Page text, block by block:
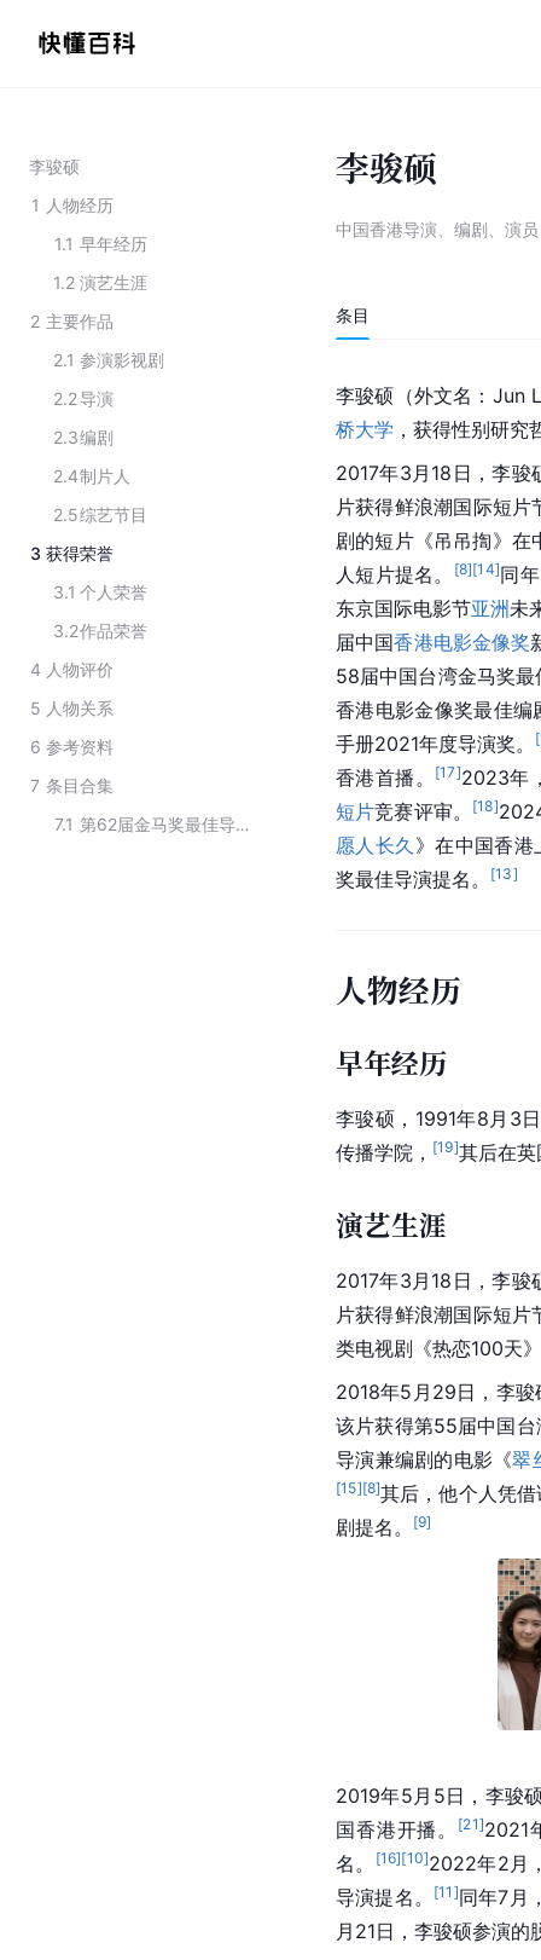
李骏硕
1 人物经历
1.1 早年经历
1.2 演艺生涯
2 主要作品
2.1 参演影视剧
2.2导演
2.3编剧
2.4制片人
2.5综艺节目
3 获得荣誉
3.1 个人荣誉
3.2作品荣誉
4 人物评价
5 人物关系
6 参考资料
7 条目合集
7.1
第62届金马奖最佳导演提名
李骏硕
中国香港导演、编剧、演员
条目
李骏硕（外文名：Jun
桥大学 ，获得性别研
2017年3月18日，李骏
片获得鲜浪潮国际短片
剧的短片《吊吊揈》在
人短片提名。
[8][14]同
东京国际电影节亚洲未
届中国香港电影金像奖
58届中国台湾金马奖
香港电影金像奖最佳编
手册2021年度导演奖。
[
香港首播。 [17]2023年
短片竞赛评审。 [18]
愿人长久 》在中国香港
奖最佳导演提名。
[13]
人物经历
早年经历
李骏硕，1991年8月3
传播学院， [19]其后在英
演艺生涯
2017年3月18日，李骏
片获得鲜浪潮国际短片
类电视剧《热恋100天
2018年5月29日，李
该片获得第55届中国
导演兼编剧的电影《翠
[15][8]其后，他个人凭
剧提名。
[9]
2019年5月5日，李骏
国香港开播。
[21]2021
名。
[16][10]2022年2月
导演提名。
[11 ]同年7月
月21日，李骏硕参演的